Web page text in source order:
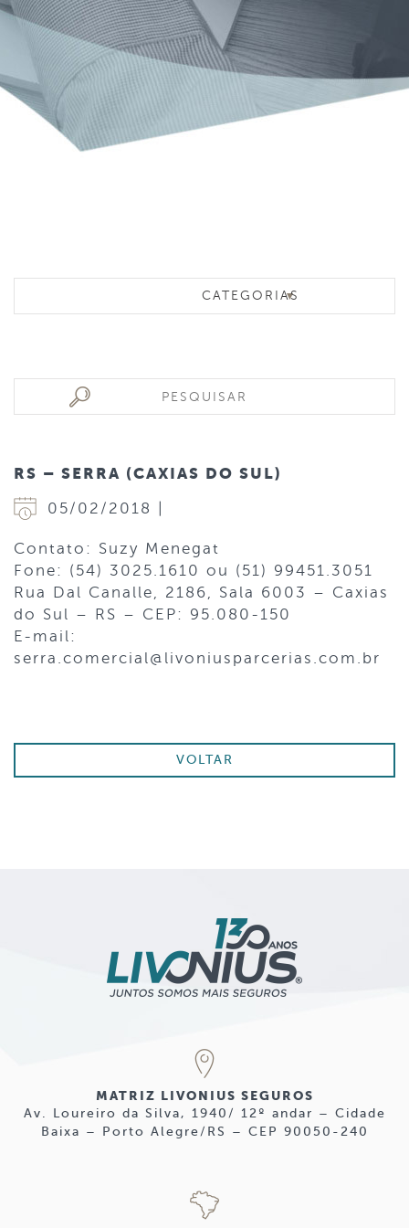
RS – SERRA (CAXIAS DO SUL)
05/02/2018 |
Contato: Suzy Menegat
Fone: (54) 3025.1610 ou (51) 99451.3051
Rua Dal Canalle, 2186, Sala 6003 – Caxias
do Sul – RS – CEP: 95.080-150
E-mail:
serra.comercial@livoniusparcerias.com.br
VOLTAR
MATRIZ LIVONIUS SEGUROS
Av. Loureiro da Silva, 1940/ 12º andar – Cidade
Baixa – Porto Alegre/RS – CEP 90050-240